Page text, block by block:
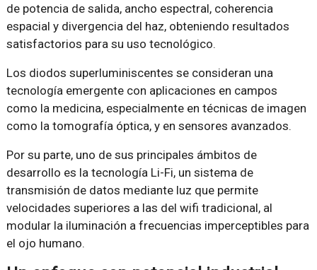
de potencia de salida, ancho espectral, coherencia
espacial y divergencia del haz, obteniendo resultados
satisfactorios para su uso tecnológico.
Los diodos superluminiscentes se consideran una
tecnología emergente con aplicaciones en campos
como la medicina, especialmente en técnicas de imagen
como la tomografía óptica, y en sensores avanzados.
Por su parte, uno de sus principales ámbitos de
desarrollo es la tecnología Li-Fi, un sistema de
transmisión de datos mediante luz que permite
velocidades superiores a las del wifi tradicional, al
modular la iluminación a frecuencias imperceptibles para
el ojo humano.